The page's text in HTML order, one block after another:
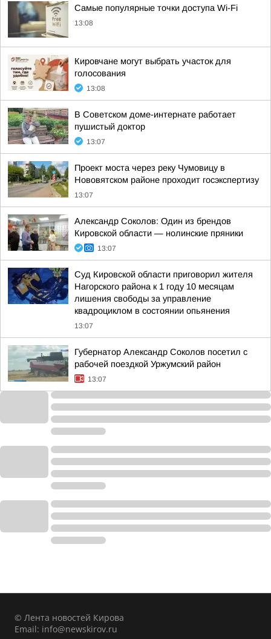
Самые популярные точки доступа Wi-Fi
13:08
Кировчане могут выбрать участок для
голосования
13:08
В Советском доме-интернате работает
пушистый доктор
13:07
Проект моста через реку Чумовицу в
Нововятском районе проходит госэкспертизу
13:07
Александр Соколов: Один из брендов
Кировской области — нолинские пряники
13:07
Суд Кировской области приговорил жителя
Нагорского района к 1 году 10 месяцам
лишения свободы за управление
квадроциклом в состоянии опьянения
13:07
Губернатор Александр Соколов посетил с
рабочей поездкой Уржумский район
13:07
© Лента новостей Кирова
Email: info@newskirov.ru